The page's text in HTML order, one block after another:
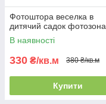
Фотоштора веселка в
дитячий садок фотозона
В наявності
330 ₴/кв.м 380 ₴/кв.м
Купити